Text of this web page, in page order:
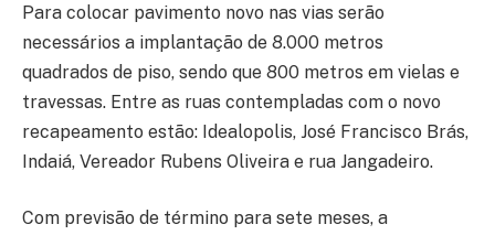
Para colocar pavimento novo nas vias serão
necessários a implantação de 8.000 metros
quadrados de piso, sendo que 800 metros em vielas e
travessas. Entre as ruas contempladas com o novo
recapeamento estão: Idealopolis, José Francisco Brás,
Indaiá, Vereador Rubens Oliveira e rua Jangadeiro.
Com previsão de término para sete meses, a